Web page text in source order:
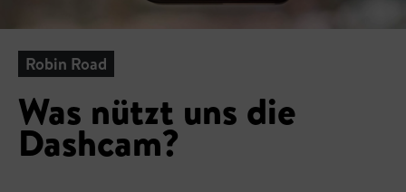
Robin Road
Was nützt uns die
Dashcam?